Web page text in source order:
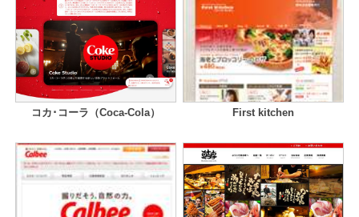
コカ･コーラ（Coca-Cola） First kitchen